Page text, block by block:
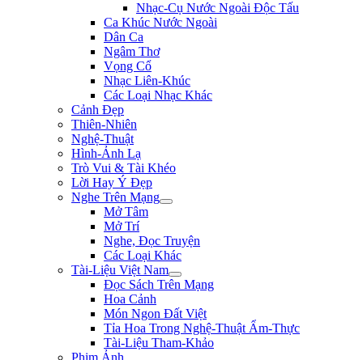
Nhạc-Cụ Nước Ngoài Độc Tấu
Ca Khúc Nước Ngoài
Dân Ca
Ngâm Thơ
Vọng Cổ
Nhạc Liên-Khúc
Các Loại Nhạc Khác
Cảnh Đẹp
Thiên-Nhiên
Nghệ-Thuật
Hình-Ảnh Lạ
Trò Vui & Tài Khéo
Lời Hay Ý Đẹp
Nghe Trên Mạng
Mở Tâm
Mở Trí
Nghe, Đọc Truyện
Các Loại Khác
Tài-Liệu Việt Nam
Đọc Sách Trên Mạng
Hoa Cảnh
Món Ngon Đất Việt
Tỉa Hoa Trong Nghệ-Thuật Ẩm-Thực
Tài-Liệu Tham-Khảo
Phim Ảnh